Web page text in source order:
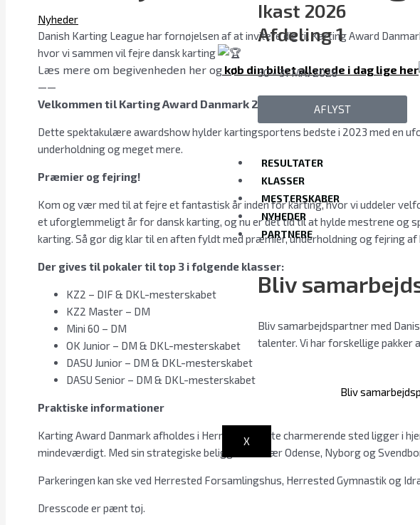
Ikast 2026
Afdeling 1
30 - 31 MAJ 2026
AFLYST
RESULTATER
KLASSER
MESTERSKABER
NYHEDER
PARTNERE
Bliv
Bliv samarbejdspartner med
talenter. Vi har forskellige pakker
Bliv
X
Nyheder
Danish Karting League har fornøjelsen af at invitere dig til Karting Award
hvor vi sammen vil fejre dansk karting
Læs mere om begivenheden her og køb din billet allerede i dag lige her
——
Velkommen til Karting Award Danmark 2023!
Dette spektakulære awardshow hylder kartingsportens bedste i 2023 med en
underholdning og meget mere.
Præmier og fejring!
Kom og vær med til at fejre et fantastisk år inden for karting, hvor vi uddeler
et uforglemmeligt år for dansk karting, og nu er det tid til at hylde mestrene og
karting. Så gør dig klar til en aften fyldt med præmier, underholdning og fejring
Der gives til pokaler til top 3 i følgende klasser:
KZ2 – DIF & DKL-mesterskabet
KZ2 Master – DM
Mini 60 – DM
OK Junior – DM & DKL-mesterskabet
DASU Junior – DM & DKL-mesterskabet
DASU Senior – DM & DKL-mesterskabet
Praktiske informationer
Karting Award Danmark afholdes i Herrested. Dette charmerende sted ligger i
mindeværdigt. Med sin strategiske beliggenhed nær Odense, Nyborg og
Parkeringen kan ske ved Herrested Forsamlingshus, Herrested Gymnastik og
Dresscode er pænt tøj.